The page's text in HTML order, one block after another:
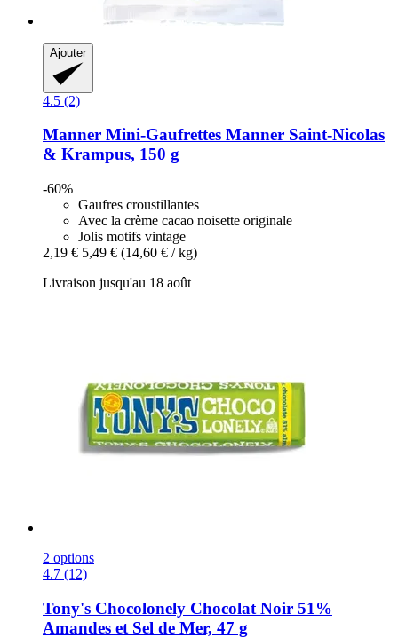
Ajouter
4.5 (2)
Manner Mini-​Gaufrettes Manner Saint-​Nicolas
& Krampus, 150 g
-60%
Gaufres croustillantes
Avec la crème cacao noisette originale
Jolis motifs vintage
2,19 € 5,49 € (14,60 € / kg)
Livraison jusqu'au 18 août
2 options
4.7 (12)
Tony's Chocolonely Chocolat Noir 51%
Amandes et Sel de Mer, 47 g